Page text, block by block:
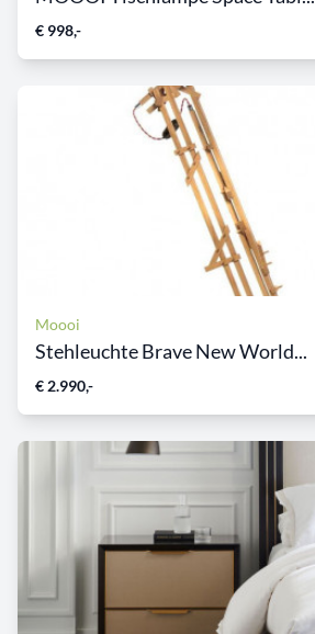
€ 998,-
Moooi
Stehleuchte Brave New World...
€ 2.990,-